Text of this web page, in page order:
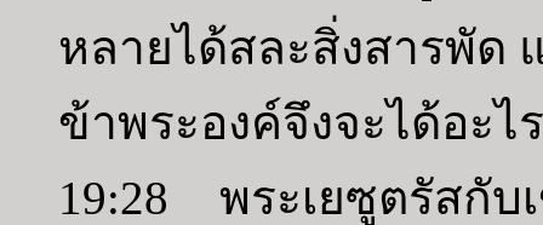
หลายได้สละสิ่งสารพัด
ข้าพระองค์จึงจะได้อะไ
19:28 พระเยซูตรัสกั